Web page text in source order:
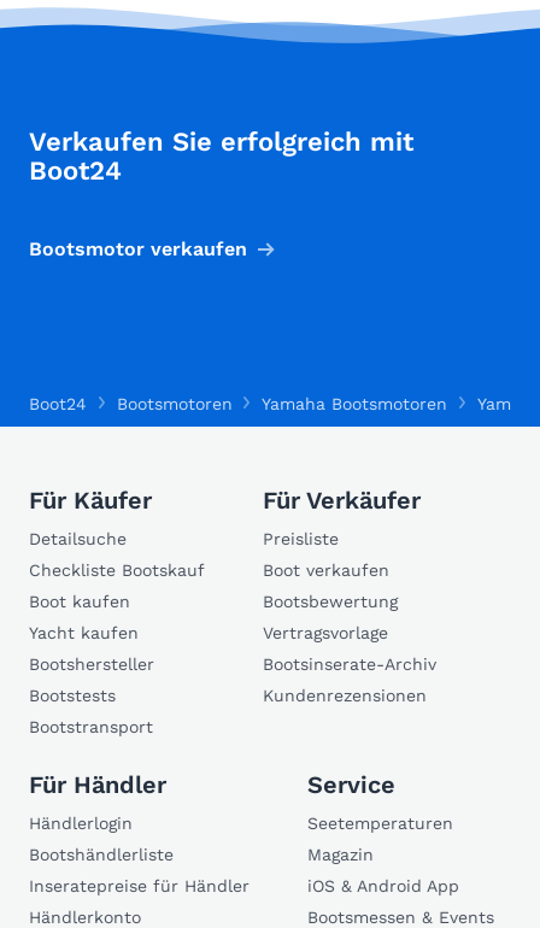
Verkaufen Sie erfolgreich mit
Boot24
Bootsmotor verkaufen
Boot24 Bootsmotoren Yamaha Bootsmotoren
Für Käufer
Detailsuche
Checkliste Bootskauf
Boot kaufen
Yacht kaufen
Bootshersteller
Bootstests
Bootstransport
Für Verkäufer
Preisliste
Boot verkaufen
Bootsbewertung
Vertragsvorlage
Bootsinserate-Archiv
Kundenrezensionen
Für Händler
Händlerlogin
Bootshändlerliste
Inseratepreise für Händler
Händlerkonto
Service
Seetemperaturen
Magazin
iOS & Android App
Bootsmessen & Events